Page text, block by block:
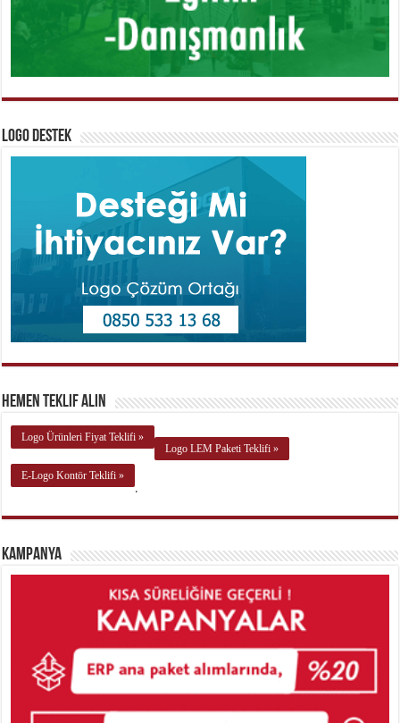
Logo Destek
Hemen Teklif Alın
Logo Ürünleri Fiyat Teklifi »
Logo LEM Paketi Teklifi »
E-Logo Kontör Teklifi »
.
Kampanya